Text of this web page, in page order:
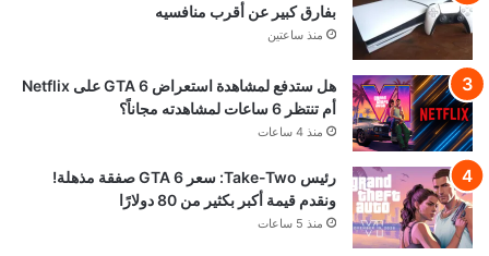
بفارق كبير عن أقرب منافسيه
منذ ساعتين
هل ستدفع لمشاهدة استعراض GTA 6 على Netflix
أم تنتظر 6 ساعات لمشاهدته مجاناً؟
منذ 4 ساعات
رئيس Take-Two: سعر GTA 6 صفقة مذهلة!
ونقدم قيمة أكبر بكثير من 80 دولارًا
منذ 5 ساعات